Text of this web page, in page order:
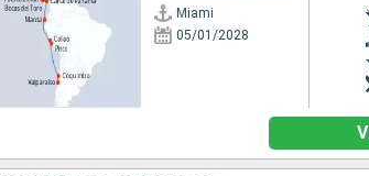
Miami
05/01/2028